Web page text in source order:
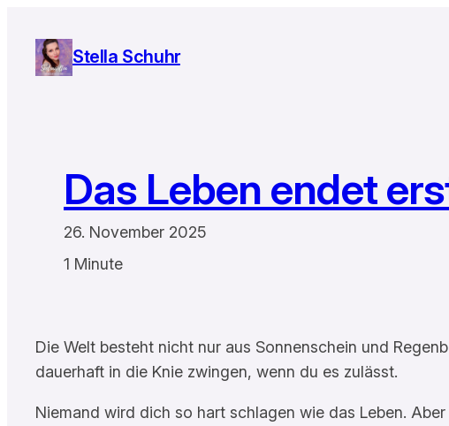
Inhalt
springen
Stella Schuhr
Das Leben endet
26. November 2025
1 Minute
Die Welt besteht nicht nur aus Sonnenschein und
dauerhaft in die Knie zwingen, wenn du es zulässt.
Niemand wird dich so hart schlagen wie das Leben.